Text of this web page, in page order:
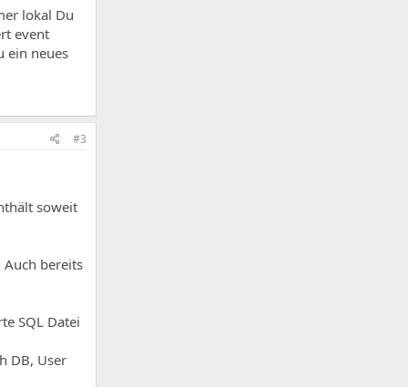
lokal Du
event
ein neues
#3
soweit
bereits
SQL Datei
DB, User